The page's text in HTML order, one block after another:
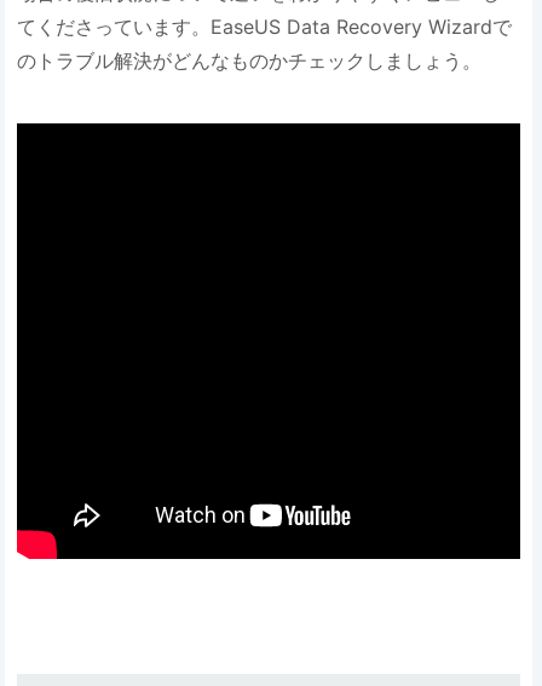
てくださっています。EaseUS Data Recovery Wizardで
のトラブル解決がどんなものかチェックしましょう。